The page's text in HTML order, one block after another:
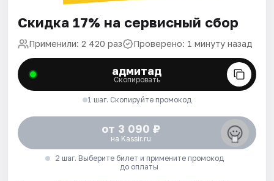
Скидка 17% на сервисный сбор
Применили: 2 420 раз Проверено: 1 минуту назад
адмитад
Скопировать
1 шаг. Скопируйте промокод
от 3 090 ₽
на Kassir.ru
2 шаг. Выберите билет и примените промокод
до оплаты